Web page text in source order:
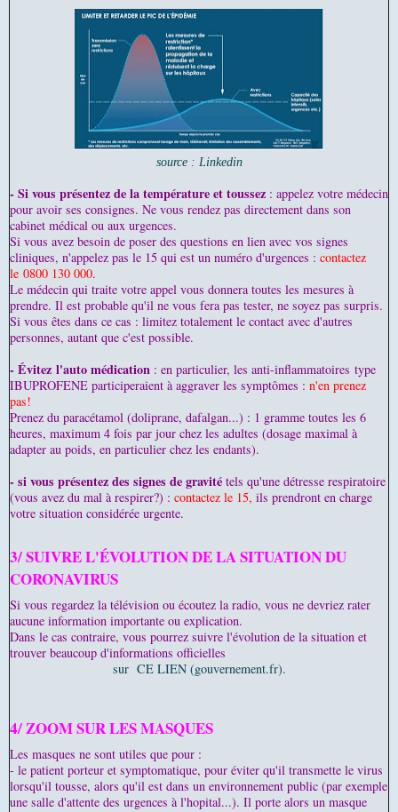
source : Linkedin
- Si vous présentez de la température et toussez : appelez votre médecin
pour avoir ses consignes. Ne vous rendez pas directement dans son
cabinet médical ou aux urgences.
Si vous avez besoin de poser des questions en lien avec vos signes
cliniques, n'appelez pas le 15 qui est un numéro d'urgences : contactez
le 0800 130 000.
Le médecin qui traite votre appel vous donnera toutes les mesures à
prendre. Il est probable qu'il ne vous fera pas tester, ne soyez pas surpris.
Si vous êtes dans ce cas : limitez totalement le contact avec d'autres
personnes, autant que c'est possible.
- Évitez l'auto médication : en particulier, les anti-inflammatoires type
IBUPROFENE participeraient à aggraver les symptômes : n'en prenez
pas!
Prenez du paracétamol (doliprane, dafalgan...) : 1 gramme toutes les 6
heures, maximum 4 fois par jour chez les adultes (dosage maximal à
adapter au poids, en particulier chez les endants).
- si vous présentez des signes de gravité tels qu'une détresse respiratoire
(vous avez du mal à respirer?) : contactez le 15, ils prendront en charge
votre situation considérée urgente.
3/ SUIVRE L'ÉVOLUTION DE LA SITUATION DU
CORONAVIRUS
Si vous regardez la télévision ou écoutez la radio, vous ne devriez rater
aucune information importante ou explication.
Dans le cas contraire, vous pourrez suivre l'évolution de la situation et
trouver beaucoup d'informations officielles
sur CE LIEN (gouvernement.fr).
4/ ZOOM SUR LES MASQUES
Les masques ne sont utiles que pour :
- le patient porteur et symptomatique, pour éviter qu'il transmette le virus
lorsqu'il tousse, alors qu'il est dans un environnement public (par exemple
une salle d'attente des urgences à l'hopital...). Il porte alors un masque